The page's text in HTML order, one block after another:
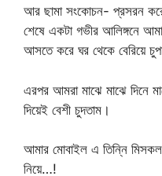
আর ছামা সংকোচন- প্রসরন
শেষে একটা গভীর আলিঙ্গনে
আসতে করে ঘর থেকে বেরিয়ে
এরপর আমরা মাঝে মাঝে দিনে
দিয়েই বেশী চুদতাম।
আমার মোবাইল এ তিন্নি মিসকল
নিয়ে…!